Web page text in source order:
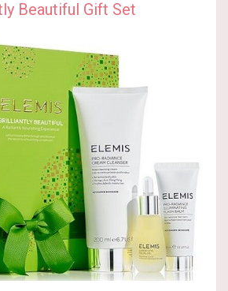
Beautiful Gift Set